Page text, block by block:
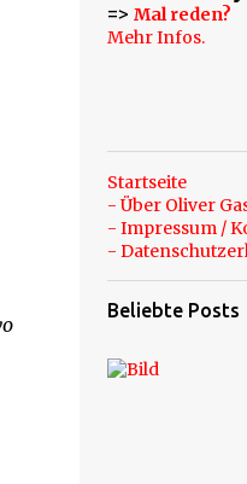
=> Mal reden?
Mehr Infos.
Startseite
- Über Oliver
- Impressum /
-
Beliebte Posts